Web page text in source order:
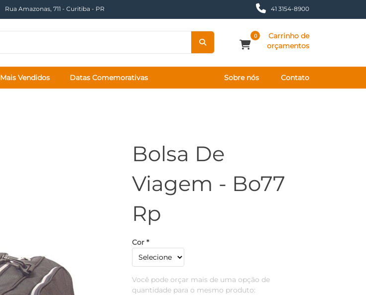
Rua Amazonas, 711 - Curitiba - PR 41 3154-8900
0
Carrinho de
orçamentos
Mais Vendidos Datas Comemorativas Sobre nós Contato
Bolsa De
Viagem - Bo77
Rp
Cor *
Você pode orçar mais de uma opção de
quantidade para o mesmo produto: